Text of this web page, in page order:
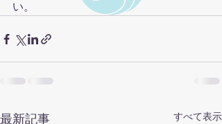
い。
最新記事 すべて表示